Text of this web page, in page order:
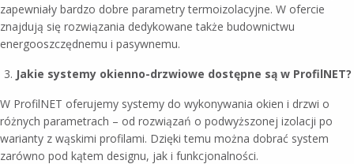
zapewniały bardzo dobre parametry termoizolacyjne. W ofercie
znajdują się rozwiązania dedykowane także budownictwu
energooszczędnemu i pasywnemu.
Jakie systemy okienno-drzwiowe dostępne są w ProfilNET?
W ProfilNET oferujemy systemy do wykonywania okien i drzwi o
różnych parametrach – od rozwiązań o podwyższonej izolacji po
warianty z wąskimi profilami. Dzięki temu można dobrać system
zarówno pod kątem designu, jak i funkcjonalności.